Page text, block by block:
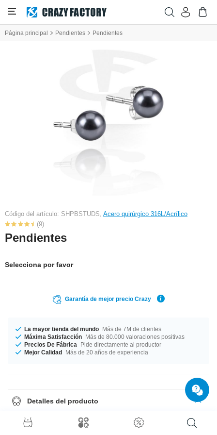
Página principal Pendientes Pendientes
Código del artículo: SHPBSTUDS, Acero quirúrgico 316L/Acrílico
(9)
Pendientes
Selecciona por favor
Garantía de mejor precio Crazy
La mayor tienda del mundo Más de 7M de clientes
Máxima Satisfacción Más de 80.000 valoraciones positivas
Precios De Fábrica
Pide directamente al productor
Mejor Calidad Más de 20 años de experiencia
Detalles del producto